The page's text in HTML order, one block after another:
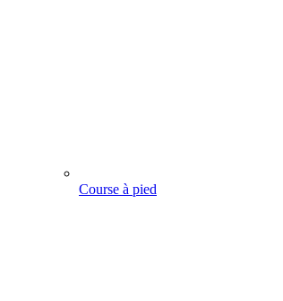
Course à pied